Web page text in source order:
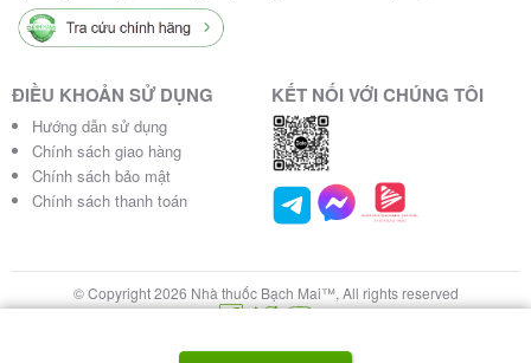
ĐIỀU KHOẢN SỬ DỤNG
Hướng dẫn sử dụng
Chính sách giao hàng
Chính sách bảo mật
Chính sách thanh toán
KẾT NỐI VỚI CHÚNG TÔI
© Copyright 2026 Nhà thuốc Bạch Mai™, All rights reserved